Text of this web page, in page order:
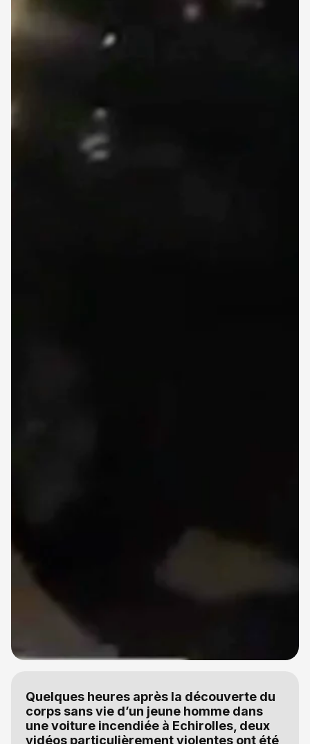
Quelques heures après la découverte du
corps sans vie d’un jeune homme dans
une voiture incendiée à Echirolles, deux
vidéos particulièrement violentes ont été